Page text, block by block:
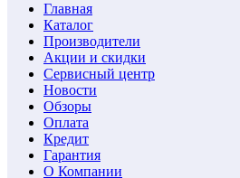
Главная
Каталог
Производители
Акции и скидки
Сервисный центр
Новости
Обзоры
Оплата
Кредит
Гарантия
О Компании